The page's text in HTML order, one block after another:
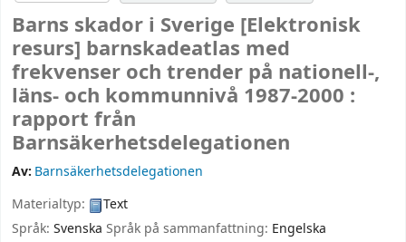
Barns skador i Sverige [Elektronisk
resurs] barnskadeatlas med
frekvenser och trender på nationell-,
läns- och kommunnivå 1987-2000 :
rapport från
Barnsäkerhetsdelegationen
Av: Barnsäkerhetsdelegationen
Materialtyp:
Text
Språk: Svenska Språk på sammanfattning: Engelska